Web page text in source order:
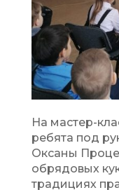
На мастер-
ребята под
Оксаны
обрядовых
традициях